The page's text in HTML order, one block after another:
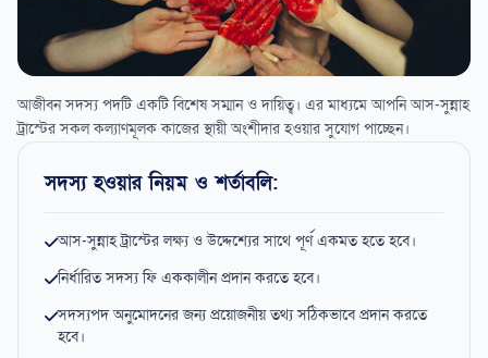
আজীবন সদস্য পদটি একটি বিশেষ সম্মান ও দায়িত্ব। এর মাধ্যমে আপনি আস-সুন্নাহ
ট্রাস্টের সকল কল্যাণমূলক কাজের স্থায়ী অংশীদার হওয়ার সুযোগ পাচ্ছেন।
সদস্য হওয়ার নিয়ম ও শর্তাবলি:
আস-সুন্নাহ ট্রাস্টের লক্ষ্য ও উদ্দেশ্যের সাথে পূর্ণ একমত হতে হবে।
নির্ধারিত সদস্য ফি এককালীন প্রদান করতে হবে।
সদস্যপদ অনুমোদনের জন্য প্রয়োজনীয় তথ্য সঠিকভাবে প্রদান করতে
হবে।